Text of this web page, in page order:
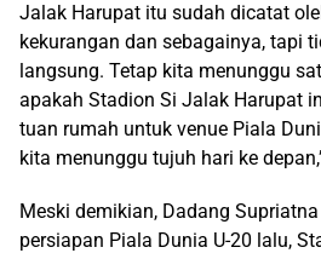
Jalak Harupat itu sudah dicatat
kekurangan dan sebagainya, tapi
langsung. Tetap kita menunggu
apakah Stadion Si Jalak Harupat
tuan rumah untuk venue Piala
kita menunggu tujuh hari ke
Meski demikian, Dadang
persiapan Piala Dunia U-20 lalu,